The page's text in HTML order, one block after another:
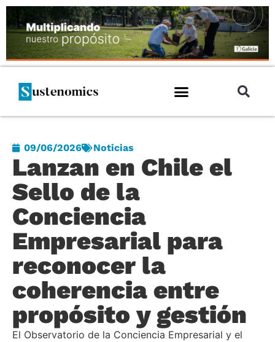
09/06/2026 Noticias
Lanzan en Chile el
Sello de la
Conciencia
Empresarial para
reconocer la
coherencia entre
propósito y gestión
El Observatorio de la Conciencia Empresarial y el